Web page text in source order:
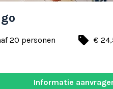
20 personen local_offer €
Informatie